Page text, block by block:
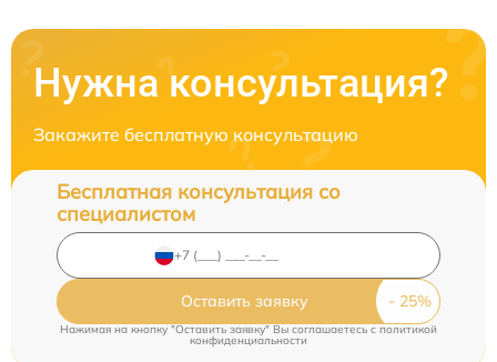
Нужна консультация?
Закажите бесплатную консультацию
Бесплатная консультация со
специалистом
Оставить заявку
Нажимая на кнопку "Оставить заявку" Вы соглашаетесь cполитикой
конфиденциальности